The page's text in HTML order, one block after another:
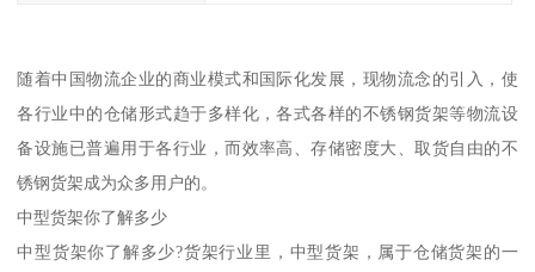
随着中国物流企业的商业模式和国际化发展，现物流念的引入，使
各行业中的仓储形式趋于多样化，各式各样的不锈钢货架等物流设
备设施已普遍用于各行业，而效率高、存储密度大、取货自由的不
锈钢货架成为众多用户的。
中型货架你了解多少
中型货架你了解多少?货架行业里，中型货架，属于仓储货架的一